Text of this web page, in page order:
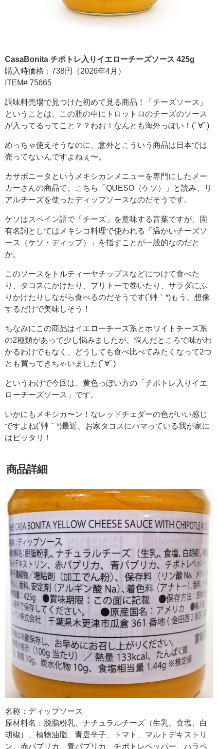
CasaBonita チポトレ入りイエローチーズソース 425g
購入時価格：738円（2026年4月）
ITEM# 75665
調味料売場で見つけた初めて見る商品！「チーズソース」
ということは、この瓶の中にトロットロのチーズのソース
が入ってるってこと？？わお！なんとも海外っぽい！(ﾟ∀ﾟ)
めっちゃ使えそうなのに、意外とこういう商品は日本では
売ってないんですよねぇ〜。
カサボニータというメキシカンメニューを専門にしたメー
カーさんの商品で、こちら「QUESO（ケソ）」と読み、リ
アルチーズを使ったディップソースなのだそうです。
ケソはスペイン語で「チーズ」を意味する言葉ですが、固
有名詞としてはメキシコ料理で使われる「温かいチーズソ
ース（ケソ・ディップ）」を指すことが一般的なのだと
か。
このソースをトルティーヤチップスなどにつけて食べた
り、タコスにかけたり、ブリトーで巻いたり、サラダにふ
りかけたりしながら食べるのだそうです(´艸｀*)もう、想像
するだけで美味しそう！
ちなみにこの商品はイエローチーズ系とホワイトチーズ系
の2種類があって少し悩みましたが、悩んだところで味がわ
かるわけでもなく、どうしても食べ比べてみたくなって2つ
とも買ってきちゃいました(ﾟ∀ﾟ)
というわけで今回は、黄色っぽい方の「チポトレ入りイエ
ローチーズソース」です。
いかにもメキシカ〜ン！なレッドチェダーの色がいい感じ
ですよね(´艸｀*)最近、お家タコスにハマっている我が家に
はピッタリ！
商品詳細
名称：ディップソース
原材料名：脱脂粉乳、ナチュラルチーズ（生乳、食塩、白
胡椒）、植物油脂、青唐辛子、トマト、マルトデキストリ
ン、赤パプリカ、青パプリカ、チポトレペッパー、ハラペ